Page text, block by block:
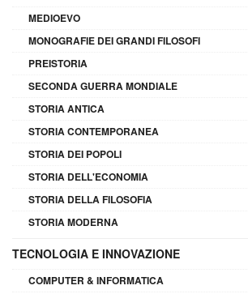
MEDIOEVO
MONOGRAFIE DEI GRANDI FILOSOFI
PREISTORIA
SECONDA GUERRA MONDIALE
STORIA ANTICA
STORIA CONTEMPORANEA
STORIA DEI POPOLI
STORIA DELL'ECONOMIA
STORIA DELLA FILOSOFIA
STORIA MODERNA
TECNOLOGIA E INNOVAZIONE
COMPUTER & INFORMATICA